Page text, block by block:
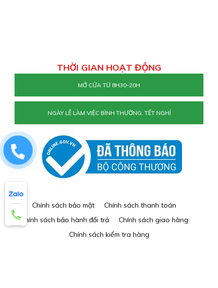
THỜI GIAN HOẠT ĐỘNG
MỞ CỬA TỪ 8H30-20H
NGÀY LỄ LÀM VIỆC BÌNH THƯỜNG, TẾT NGHỈ
Chính sách bảo mật
Chính sách thanh toán
Chính sách bảo hành đổi trả
Chính sách giao hàng
Chính sách kiểm tra hàng
0829884477